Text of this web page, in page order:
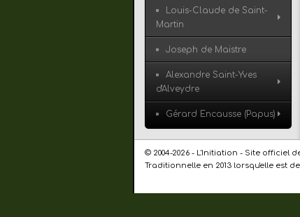
Louis-Claude de Saint-
Martin
Joseph de Maistre
Alexandre Saint-Yves
d'Alveydre
Gérard Encausse (Papus)
© 2004-2026 - L'Initiation - Site officiel
Traditionnelle en 2013 lorsqu'elle est